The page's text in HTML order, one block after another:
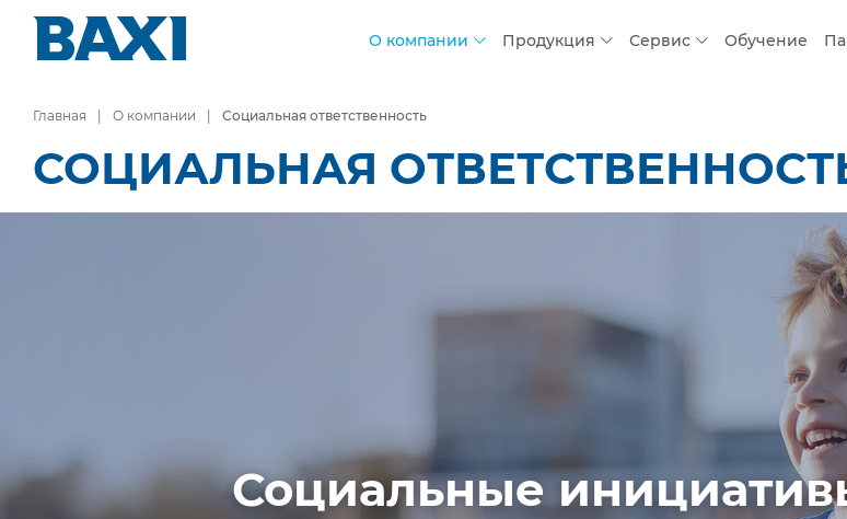
О компании Продукция Сервис Обучение
Главная О компании Социальная ответственность
СОЦИАЛЬНАЯ
Социальные